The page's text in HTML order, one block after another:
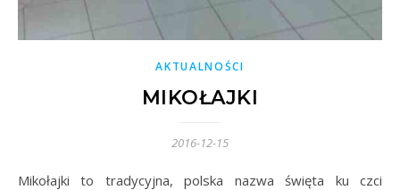
AKTUALNOŚCI
MIKOŁAJKI
2016-12-15
Mikołajki to tradycyjna, polska nazwa święta ku czci